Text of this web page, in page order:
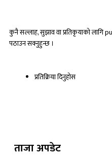
कुनै सल्लाह, सुझाव वा प्रतिकृयाको
पठाउन सक्नुहुन्छ ।
प्रतिक्रिया दिनुहोस​
ताजा अपडेट